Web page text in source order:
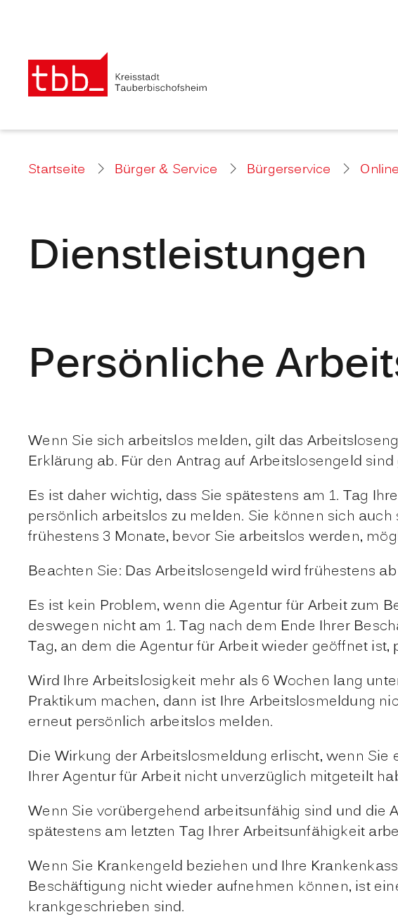
Startseite Bürger & Service Bürgerservice
Dienstleistungen
Persönliche
Wenn Sie sich arbeitslos melden, gilt das
Erklärung ab. Für den Antrag auf Arbeitslosengeld
Es ist daher wichtig, dass Sie spätestens am 1. Tag
persönlich arbeitslos zu melden. Sie können sich
frühestens 3 Monate, bevor Sie arbeitslos werden,
Beachten Sie: Das Arbeitslosengeld wird frühestens
Es ist kein Problem, wenn die Agentur für Arbeit zum
deswegen nicht am 1. Tag nach dem Ende Ihrer
Tag, an dem die Agentur für Arbeit wieder geöffnet
Wird Ihre Arbeitslosigkeit mehr als 6 Wochen lang
Praktikum machen, dann ist Ihre Arbeitslosmeldung
erneut persönlich arbeitslos melden.
Die Wirkung der Arbeitslosmeldung erlischt, wenn
Ihrer Agentur für Arbeit nicht unverzüglich mitgeteilt
Wenn Sie vorübergehend arbeitsunfähig sind und die
spätestens am letzten Tag Ihrer Arbeitsunfähigkeit
Wenn Sie Krankengeld beziehen und Ihre
Beschäftigung nicht wieder aufnehmen können, ist
krankgeschrieben sind.